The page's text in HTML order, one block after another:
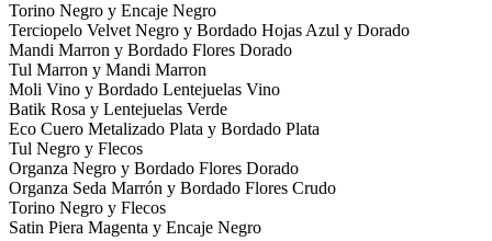
Torino Negro y Encaje Negro
Terciopelo Velvet Negro y Bordado Hojas Azul y Dorado
Mandi Marron y Bordado Flores Dorado
Tul Marron y Mandi Marron
Moli Vino y Bordado Lentejuelas Vino
Batik Rosa y Lentejuelas Verde
Eco Cuero Metalizado Plata y Bordado Plata
Tul Negro y Flecos
Organza Negro y Bordado Flores Dorado
Organza Seda Marrón y Bordado Flores Crudo
Torino Negro y Flecos
Satin Piera Magenta y Encaje Negro